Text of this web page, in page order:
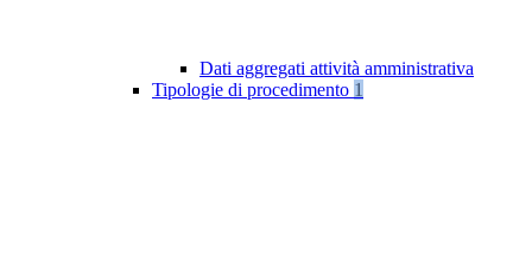
Dati aggregati attività amministrativa
Tipologie di procedimento 1